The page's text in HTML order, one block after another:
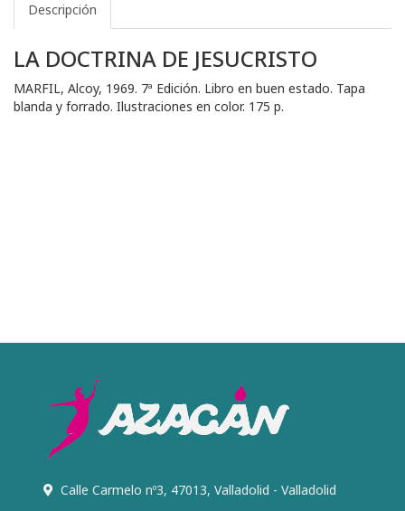
Descripción
LA DOCTRINA DE JESUCRISTO
MARFIL, Alcoy, 1969. 7ª Edición. Libro en buen estado. Tapa
blanda y forrado. Ilustraciones en color. 175 p.
Calle Carmelo nº3, 47013, Valladolid - Valladolid